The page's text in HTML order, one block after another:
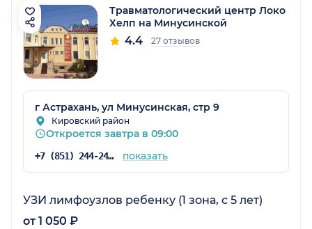
Травматологический центр Локо
Хелп на Минусинской
4.4 27 отзывов
г Астрахань, ул Минусинская, стр 9
Кировский район
Откроется завтра в 09:00
+7 (851) 244-24-70 показать
УЗИ лимфоузлов ребенку (1 зона, с 5 лет)
от 1 050 ₽